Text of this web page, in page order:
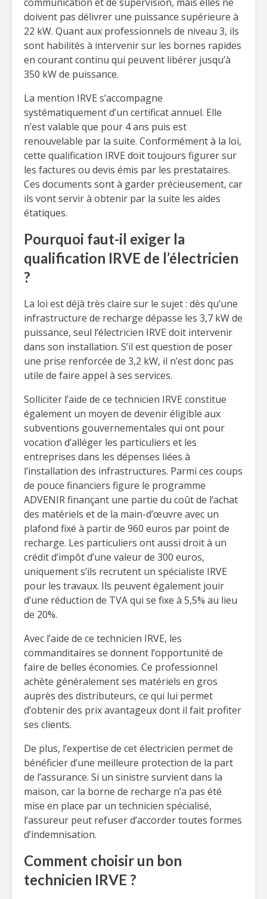
doivent pas délivrer une puissance supérieure à
22 kW. Quant aux professionnels de niveau 3, ils
sont habilités à intervenir sur les bornes rapides
en courant continu qui peuvent libérer jusqu’à
350 kW de puissance.
La mention IRVE s’accompagne
systématiquement d’un certificat annuel. Elle
n’est valable que pour 4 ans puis est
renouvelable par la suite. Conformément à la loi,
cette qualification IRVE doit toujours figurer sur
les factures ou devis émis par les prestataires.
Ces documents sont à garder précieusement, car
ils vont servir à obtenir par la suite les aides
étatiques.
Pourquoi faut-il exiger la
qualification IRVE de l’électricien
?
La loi est déjà très claire sur le sujet : dès qu’une
infrastructure de recharge dépasse les 3,7 kW de
puissance, seul l’électricien IRVE doit intervenir
dans son installation. S’il est question de poser
une prise renforcée de 3,2 kW, il n’est donc pas
utile de faire appel à ses services.
Solliciter l’aide de ce technicien IRVE constitue
également un moyen de devenir éligible aux
subventions gouvernementales qui ont pour
vocation d’alléger les particuliers et les
entreprises dans les dépenses liées à
l’installation des infrastructures. Parmi ces coups
de pouce financiers figure le programme
ADVENIR finançant une partie du coût de l’achat
des matériels et de la main-d’œuvre avec un
plafond fixé à partir de 960 euros par point de
recharge. Les particuliers ont aussi droit à un
crédit d’impôt d’une valeur de 300 euros,
uniquement s’ils recrutent un spécialiste IRVE
pour les travaux. Ils peuvent également jouir
d’une réduction de TVA qui se fixe à 5,5% au lieu
de 20%.
Avec l’aide de ce technicien IRVE, les
commanditaires se donnent l’opportunité de
faire de belles économies. Ce professionnel
achète généralement ses matériels en gros
auprès des distributeurs, ce qui lui permet
d’obtenir des prix avantageux dont il fait profiter
ses clients.
De plus, l’expertise de cet électricien permet de
bénéficier d’une meilleure protection de la part
de l’assurance. Si un sinistre survient dans la
maison, car la borne de recharge n’a pas été
mise en place par un technicien spécialisé,
l’assureur peut refuser d’accorder toutes formes
d’indemnisation.
Comment choisir un bon
technicien IRVE ?